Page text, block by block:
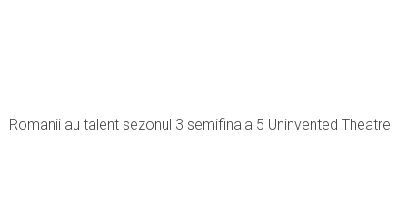
Romanii au talent sezonul 3 semifinala 5 Uninvented Theatre